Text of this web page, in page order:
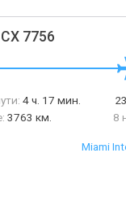
CX 7756
4 ч. 17 мин.
3763 км.
8
Miami